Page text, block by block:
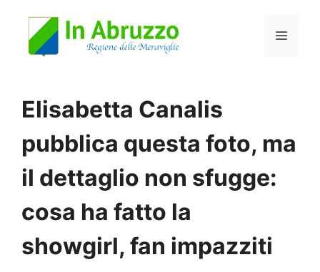
Menu
Elisabetta Canalis
pubblica questa foto, ma
il dettaglio non sfugge:
cosa ha fatto la
showgirl, fan impazziti